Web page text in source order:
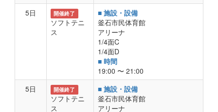
5日
開催終了
ソフトテニ
ス
■ 施設・設備
釜石市民体育館
アリーナ
1/4面C
1/4面D
■ 時間
19:00 〜 21:00
5日
開催終了
ソフトテニ
ス
■ 施設・設備
釜石市民体育館
アリーナ